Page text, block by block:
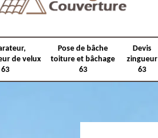
de velux
63
Pose de bâche
toiture et bâchage
63
Devis
zingueur
63